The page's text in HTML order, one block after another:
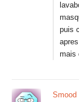
puis
mais
Smood